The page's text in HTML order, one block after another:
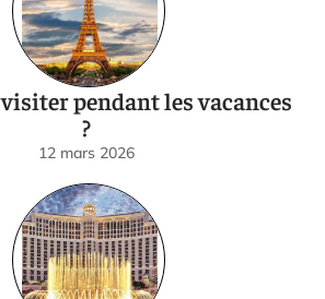
pendant les vacances
?
12 mars 2026